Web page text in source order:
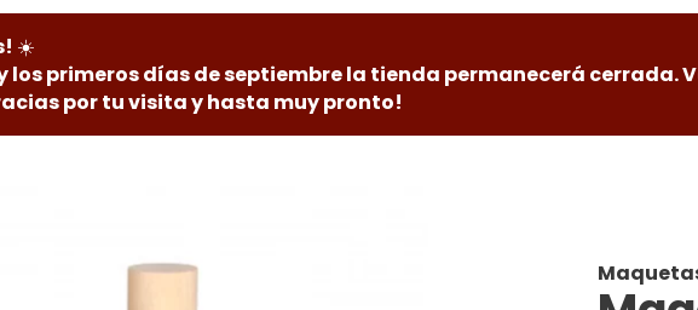
☀️
los primeros días de septiembre la tienda permanecerá cerrada.
por tu visita y hasta muy pronto!